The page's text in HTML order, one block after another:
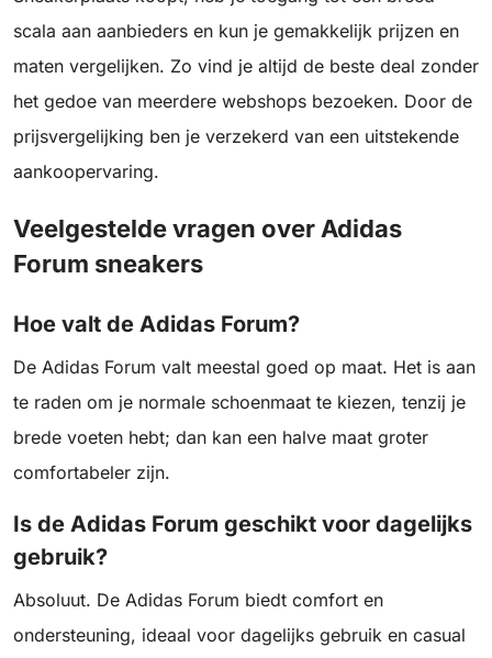
scala aan aanbieders en kun je gemakkelijk prijzen en
maten vergelijken. Zo vind je altijd de beste deal zonder
het gedoe van meerdere webshops bezoeken. Door de
prijsvergelijking ben je verzekerd van een uitstekende
aankoopervaring.
Veelgestelde vragen over Adidas
Forum sneakers
Hoe valt de Adidas Forum?
De Adidas Forum valt meestal goed op maat. Het is aan
te raden om je normale schoenmaat te kiezen, tenzij je
brede voeten hebt; dan kan een halve maat groter
comfortabeler zijn.
Is de Adidas Forum geschikt voor dagelijks
gebruik?
Absoluut. De Adidas Forum biedt comfort en
ondersteuning, ideaal voor dagelijks gebruik en casual